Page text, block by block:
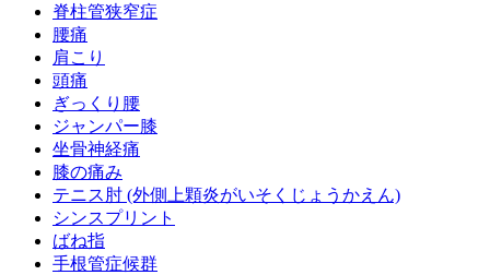
脊柱管狭窄症
腰痛
肩こり
頭痛
ぎっくり腰
ジャンパー膝
坐骨神経痛
膝の痛み
テニス肘 (外側上顆炎がいそくじょうかえん)
シンスプリント
ばね指
手根管症候群